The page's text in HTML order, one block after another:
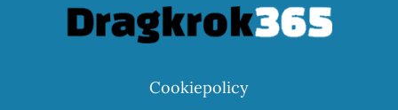
Cookiepolicy